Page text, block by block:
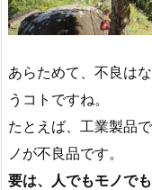
あらためて、不良は
うコトですね。
たとえば、工業製品
ノが不良品です。
要は、人でもモノで